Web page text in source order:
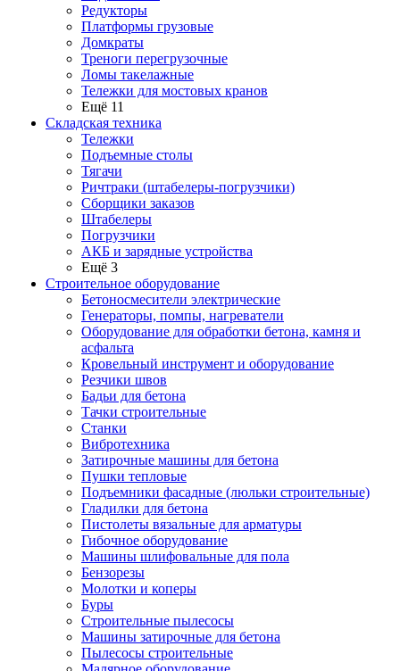
Редукторы
Платформы грузовые
Домкраты
Треноги перегрузочные
Ломы такелажные
Тележки для мостовых кранов
Ещё 11
Складская техника
Тележки
Подъемные столы
Тягачи
Ричтраки (штабелеры-погрузчики)
Сборщики заказов
Штабелеры
Погрузчики
АКБ и зарядные устройства
Ещё 3
Строительное оборудование
Бетоносмесители электрические
Генераторы, помпы, нагреватели
Оборудование для обработки бетона, камня и
асфальта
Кровельный инструмент и оборудование
Резчики швов
Бадьи для бетона
Тачки строительные
Станки
Вибротехника
Затирочные машины для бетона
Пушки тепловые
Подъемники фасадные (люльки строительные)
Гладилки для бетона
Пистолеты вязальные для арматуры
Гибочное оборудование
Машины шлифовальные для пола
Бензорезы
Молотки и коперы
Буры
Строительные пылесосы
Машины затирочные для бетона
Пылесосы строительные